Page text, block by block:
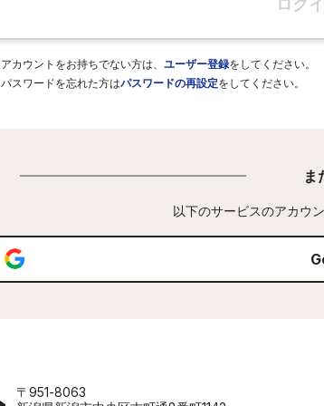
ログ
アカウントをお持ちでない方は、 ユーザー登録をしてください。
パスワードを忘れた方はパスワードの再設定をしてください。
ま
以下のサービスのアカウ
〒951-8063